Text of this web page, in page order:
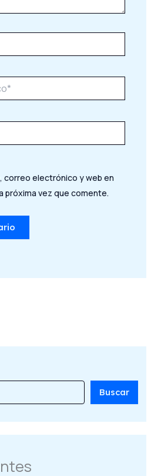
correo electrónico y web en
próxima vez que comente.
Buscar